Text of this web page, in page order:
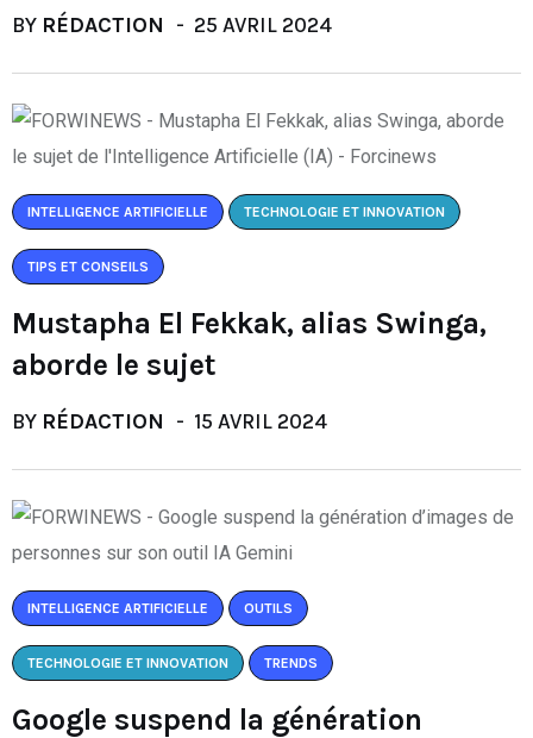
BY RÉDACTION 25 AVRIL 2024
INTELLIGENCE ARTIFICIELLE TECHNOLOGIE ET INNOVATION
TIPS ET CONSEILS
Mustapha El Fekkak, alias Swinga,
aborde le sujet
BY RÉDACTION 15 AVRIL 2024
INTELLIGENCE ARTIFICIELLE OUTILS
TECHNOLOGIE ET INNOVATION TRENDS
Google suspend la génération